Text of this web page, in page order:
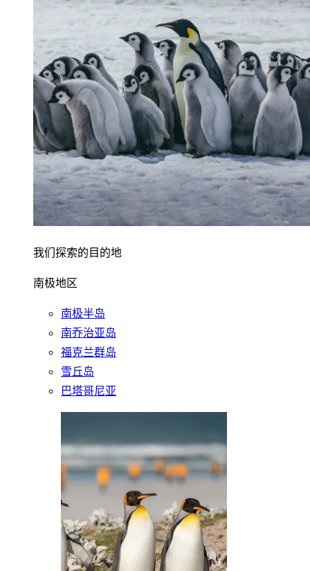
我们探索的目的地
南极地区
南极半岛
南乔治亚岛
福克兰群岛
雪丘岛
巴塔哥尼亚